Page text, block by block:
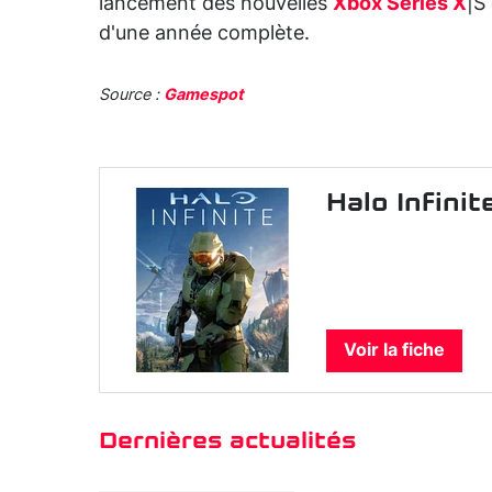
d'une année complète.
Source : Gamespot
Halo
Voir la fiche
Dernières actualités